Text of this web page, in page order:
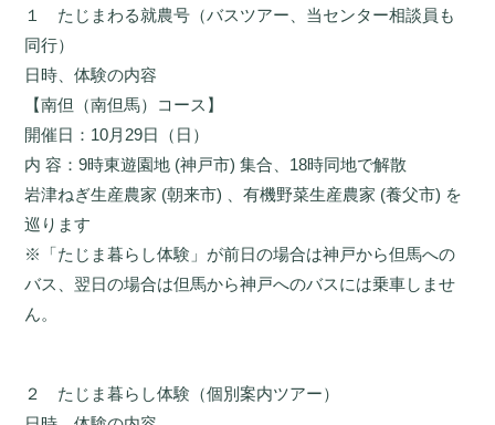
１ たじまわる就農号（バスツアー、当センター相談員も
同行）
日時、体験の内容
【南但（南但馬）コース】
開催日：10月29日（日）
内 容：9時東遊園地 (神戸市) 集合、18時同地で解散
岩津ねぎ生産農家 (朝来市) 、有機野菜生産農家 (養父市) を
巡ります
※「たじ ま暮らし体験」が前日の場合は神戸から但馬への
バス、翌日の場合は但馬から神戸へのバスには乗車しませ
ん。
２ たじま暮らし体験（個別案内ツアー）